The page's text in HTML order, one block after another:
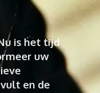
is het tijd
uw
en de